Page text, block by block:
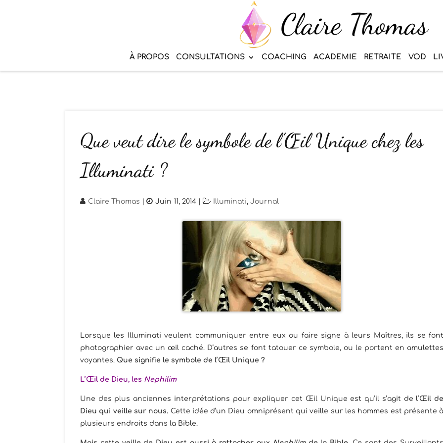
À PROPOS CONSULTATIONS COACHING ACADEMIE RETRAITE VOD
Que veut dire le symbole de l’Œil Unique chez les
Illuminati ?
Claire Thomas Juin 11, 2014 Illuminati, Journal
Lorsque les Illuminati veulent communiquer entre eux ou faire signe à leurs Maîtres, ils se font
photographier avec un œil caché. D’autres se font tatouer ce symbole, ou le portent en amulettes
voyantes. Que signifie le symbole de l’Œil Unique ?
L’Œil de Dieu, les Nephilim
Une des plus anciennes interprétations pour expliquer cet Œil Unique est qu’il s’agit de l’Œil de
Dieu qui veille sur nous. Cette idée d’un Dieu omniprésent qui veille sur les hommes est présente à
plusieurs endroits dans la Bible.